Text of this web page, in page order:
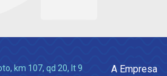
km 107, qd 20, lt 9
A Empresa